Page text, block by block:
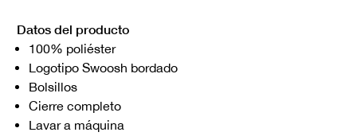
Datos del producto
100% poliéster
Logotipo Swoosh bordado
Bolsillos
Cierre completo
Lavar a máquina